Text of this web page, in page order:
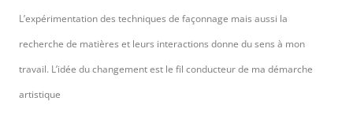
L’expérimentation des techniques de façonnage mais aussi la
recherche de matières et leurs interactions donne du sens à mon
travail. L’idée du changement est le fil conducteur de ma démarche
artistique